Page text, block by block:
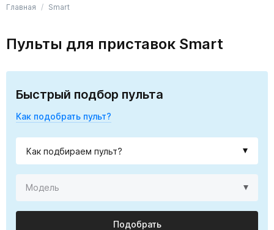
Главная Smart
Пульты для приставок Smart
Быстрый подбор пульта
Как подобрать пульт?
Подобрать